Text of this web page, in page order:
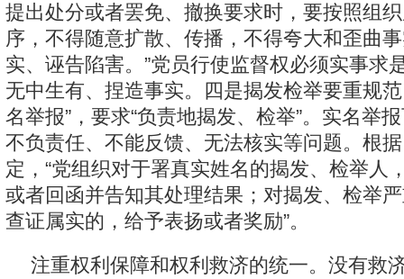
提出处分或者罢免、撤换要求时，要按照组
序，不得随意扩散、传播，不得夸大和歪曲
实、诬告陷害。”党员行使监督权必须实事求
无中生有、捏造事实。四是揭发检举要重规
名举报”，要求“负责地揭发、检举”。实名举
不负责任、不能反馈、无法核实等问题。根
定，“党组织对于署真实姓名的揭发、检举人
或者回函并告知其处理结果；对揭发、检举
查证属实的，给予表扬或者奖励”。
注重权利保障和权利救济的统一。没有救